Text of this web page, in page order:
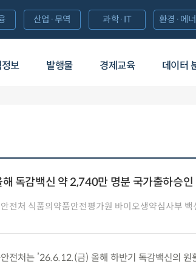
보 발행물 경제교육 데이터
산업·무역 과학·IT 환경·에
해 독감백신 약 2,740만 명분 국가출하승
전처 식품의약품안전평가원 바이오생약심사부 백
전처는 ’26.6.12.(금) 올해 하반기 독감백신의